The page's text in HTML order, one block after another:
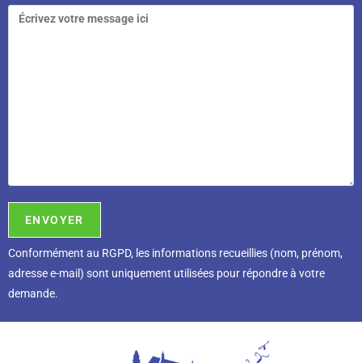
Conformément au RGPD, l es informations recueillies (nom, prénom,
adresse e-mail) sont uniquement utilisées pour répondre à votre
demande.